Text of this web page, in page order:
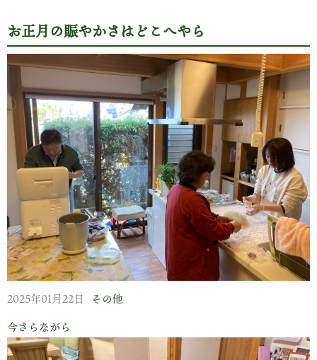
やったあぞぉ～～
お正月の賑やかさはどこへやら
2025年01月22日
その他
今さらながら